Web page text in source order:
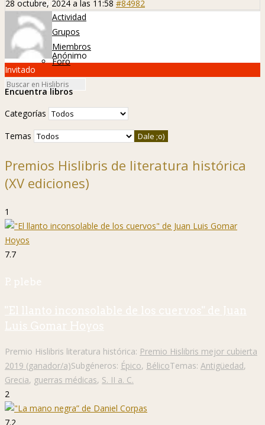
Actividad
Grupos
Miembros
Foro
28 octubre, 2024 a las 11:58 #84982
Anónimo
Invitado
Encuentra libros
Categorías
Temas
Premios Hislibris de literatura histórica
(XV ediciones)
1
7.7
P. plebe
"El llanto inconsolable de los cuervos" de Juan
Luis Gomar Hoyos
Premio Hislibris literatura histórica: Premio Hislibris mejor cubierta
2019 (ganador/a)Subgéneros: Épico, BélicoTemas: Antigüedad,
Grecia, guerras médicas, S. II a. C.
2
7.2